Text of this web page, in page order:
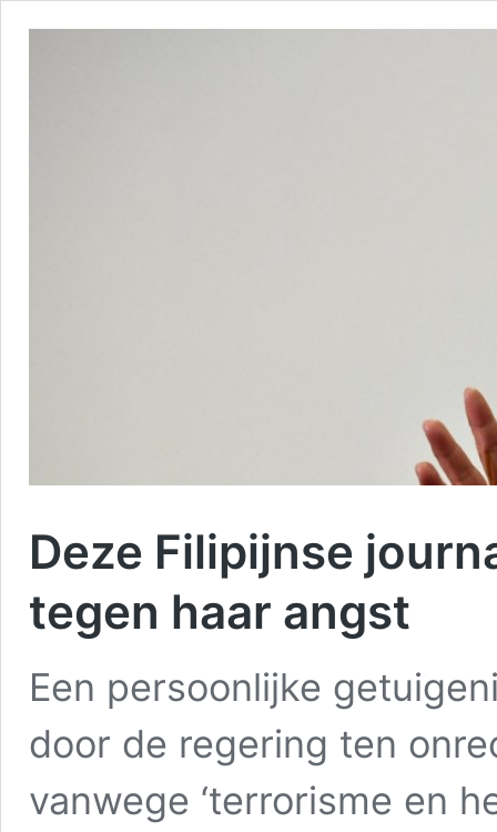
Deze Filipijnse
tegen haar angst
Een persoonlijke
door de regering ten
vanwege ‘terrorisme en